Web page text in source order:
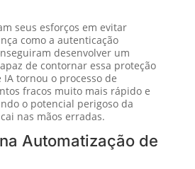
seus esforços em evitar
como a autenticação
desenvolver um
de contornar essa proteção
IA tornou o processo de
fracos muito mais rápido e
o potencial perigoso da
nas mãos erradas.
Automatização de